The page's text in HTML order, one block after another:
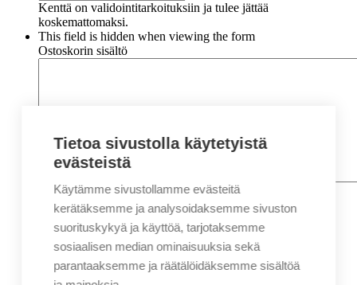
Kenttä on validointitarkoituksiin ja tulee jättää
koskemattomaksi.
This field is hidden when viewing the form
Ostoskorin sisältö
Nimi*
Etunimi
Sukunimi
Sähköposti*
Tietoa sivustolla käytetyistä
evästeistä
Käytämme sivustollamme evästeitä
kerätäksemme ja analysoidaksemme sivuston
suorituskykyä ja käyttöä, tarjotaksemme
sosiaalisen median ominaisuuksia sekä
parantaaksemme ja räätälöidäksemme sisältöä